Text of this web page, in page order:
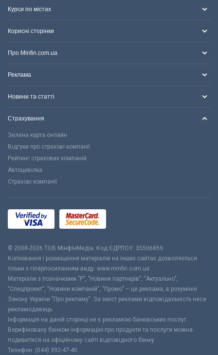
Курси по містах
Корисні сторінки
Про Minfin.com.ua
Реклама
Новини та статті
Страхування
Зелена карта онлайн
Відгуки про страхові компанії
Рейтинг страхових компаній
Автоцивілка
Страхові компанії
© 2008-2026 ТОВ МiнфiнМедiа. Код ЄДРПОУ: 35506859
Копіювання і розміщення матеріалів на інших сайтах дозволяється
тільки з гіперпосиланням виду: www.minfin.com.ua
Матеріали з позначками "Р", "Новини партнерів", "Актуально",
"Спецпроект", "Новини компаній", "Промо" – це реклама, в розумінні
Закону України "Про рекламу". За зміст реклами відповідальність несе
рекламодавець.
Інформація на даній сторінці не є рекламою банківських послуг.
Верифіковану банком інформацію про продукти та послуги можна
подивитися на офіційному сайті відповідного банку.
Телефон: (044) 392-47-40